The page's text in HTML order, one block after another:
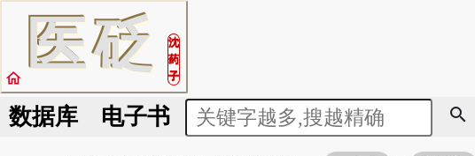
医砭
沈
药
子
home
数据库 电子书 search